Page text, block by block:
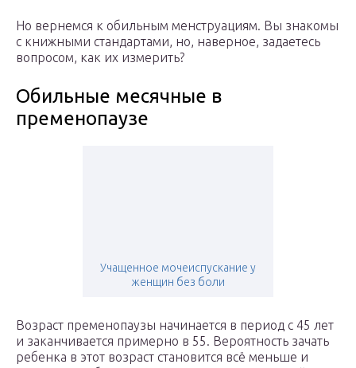
Но вернемся к обильным менструациям. Вы знакомы
с книжными стандартами, но, наверное, задаетесь
вопросом, как их измерить?
Обильные месячные в
пременопаузе
Учащенное мочеиспускание у
женщин без боли
Возраст пременопаузы начинается в период с 45 лет
и заканчивается примерно в 55. Вероятность зачать
ребенка в этот возраст становится всё меньше и